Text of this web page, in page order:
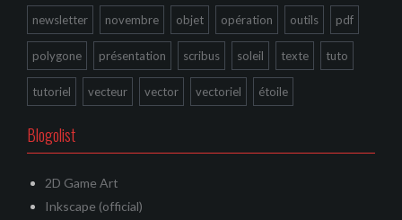
newsletter novembre objet opération outils pdf
polygone présentation scribus soleil texte tuto
tutoriel vecteur vector vectoriel étoile
Blogolist
2D Game Art
Inkscape (official)